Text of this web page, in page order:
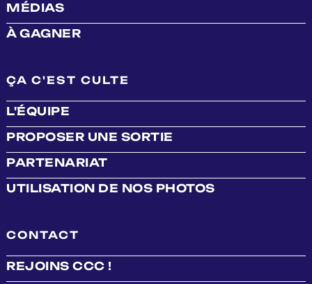
MÉDIAS
À GAGNER
ÇA C'EST CULTE
L'ÉQUIPE
PROPOSER UNE SORTIE
PARTENARIAT
UTILISATION DE NOS PHOTOS
CONTACT
REJOINS CCC !